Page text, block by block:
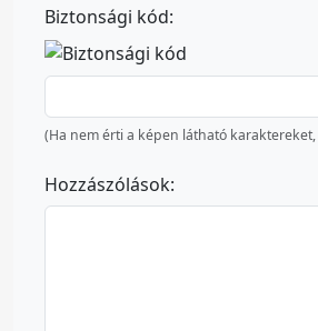
Biztonsági kód:
(Ha nem érti a képen látható karaktereket,
Hozzászólások: